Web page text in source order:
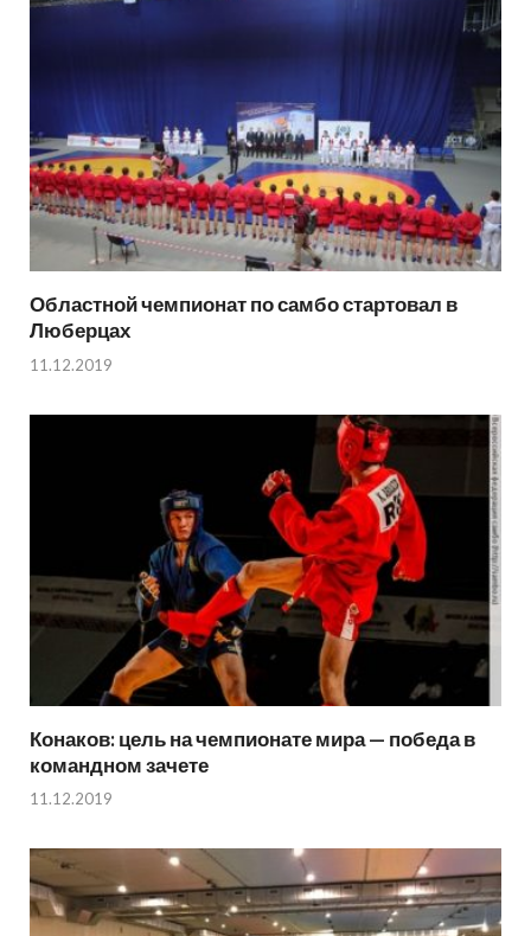
Областной чемпионат по самбо стартовал в
Люберцах
11.12.2019
Конаков: цель на чемпионате мира — победа в
командном зачете
11.12.2019